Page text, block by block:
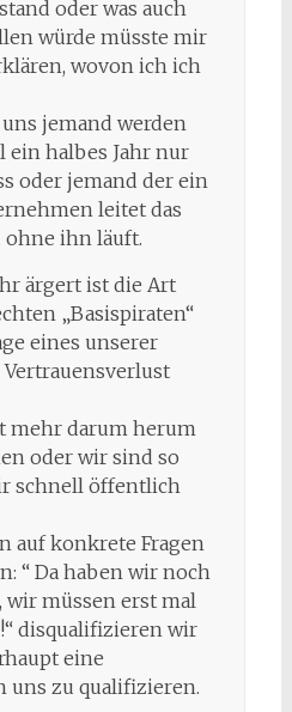
oder was auch
würde müsste mir
wovon ich ich
jemand werden
ein halbes Jahr nur
oder jemand der ein
leitet das
ohne ihn läuft.
ärgert ist die Art
„Basispiraten“
eines unserer
mehr darum herum
oder wir sind so
schnell öffentlich
auf konkrete Fragen
“ Da haben wir noch
müssen erst mal
disqualifizieren wir
eine
zu qualifizieren.